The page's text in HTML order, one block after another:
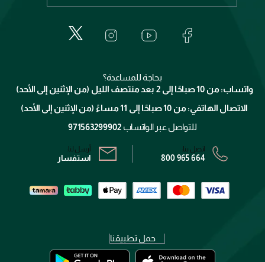
إيف سان لوران
الإرجاع
خدمات المعارض
برنامج الولاء ميوز
الشروط و الأحكام
سياسة الخصوصية
بحاجة للمساعدة؟
واتساب: من 10 صباحًا إلى 2 بعد منتصف الليل (من الإثنين إلى الأحد)
الاتصال الهاتفي: من 10 صباحًا إلى 11 مساءً (من الإثنين إلى الأحد)
للتواصل عبر الواتساب 971563299902
اتصل بنا:
800 965 664
أرسل لنا:
استفسار
حمل تطبيقنا